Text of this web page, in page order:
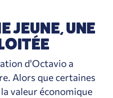
JEUNE, UNE
d'Octavio a
Alors que certaines
valeur économique